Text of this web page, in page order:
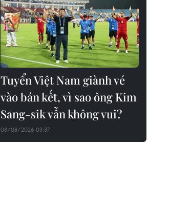
Tuyển Việt Nam giành vé
vào bán kết, vì sao ông Kim
Sang-sik vẫn không vui?
08/08/2026 03:37